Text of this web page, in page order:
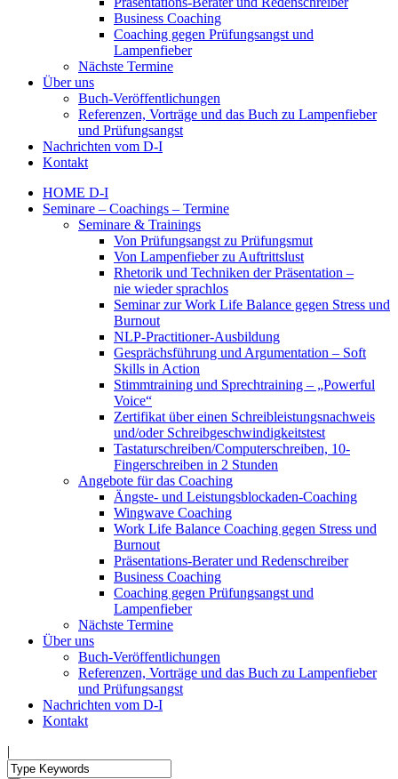
Business Coaching
Coaching gegen Prüfungsangst und
Lampenfieber
Nächste Termine
Über uns
Buch-Veröffentlichungen
Referenzen, Vorträge und das Buch zu Lampenfieber
und Prüfungsangst
Nachrichten vom D-I
Kontakt
HOME D-I
Seminare – Coachings – Termine
Seminare & Trainings
Von Prüfungsangst zu Prüfungsmut
Von Lampenfieber zu Auftrittslust
Rhetorik und Techniken der Präsentation –
nie wieder sprachlos
Seminar zur Work Life Balance gegen Stress und
Burnout
NLP-Practitioner-Ausbildung
Gesprächsführung und Argumentation – Soft
Skills in Action
Stimmtraining und Sprechtraining – „Powerful
Voice“
Zertifikat über einen Schreibleistungsnachweis
und/oder Schreibgeschwindigkeitstest
Tastaturschreiben/Computerschreiben, 10-
Fingerschreiben in 2 Stunden
Angebote für das Coaching
Ängste- und Leistungsblockaden-Coaching
Wingwave Coaching
Work Life Balance Coaching gegen Stress und
Burnout
Präsentations-Berater und Redenschreiber
Business Coaching
Coaching gegen Prüfungsangst und
Lampenfieber
Nächste Termine
Über uns
Buch-Veröffentlichungen
Referenzen, Vorträge und das Buch zu Lampenfieber
und Prüfungsangst
Nachrichten vom D-I
Kontakt
|